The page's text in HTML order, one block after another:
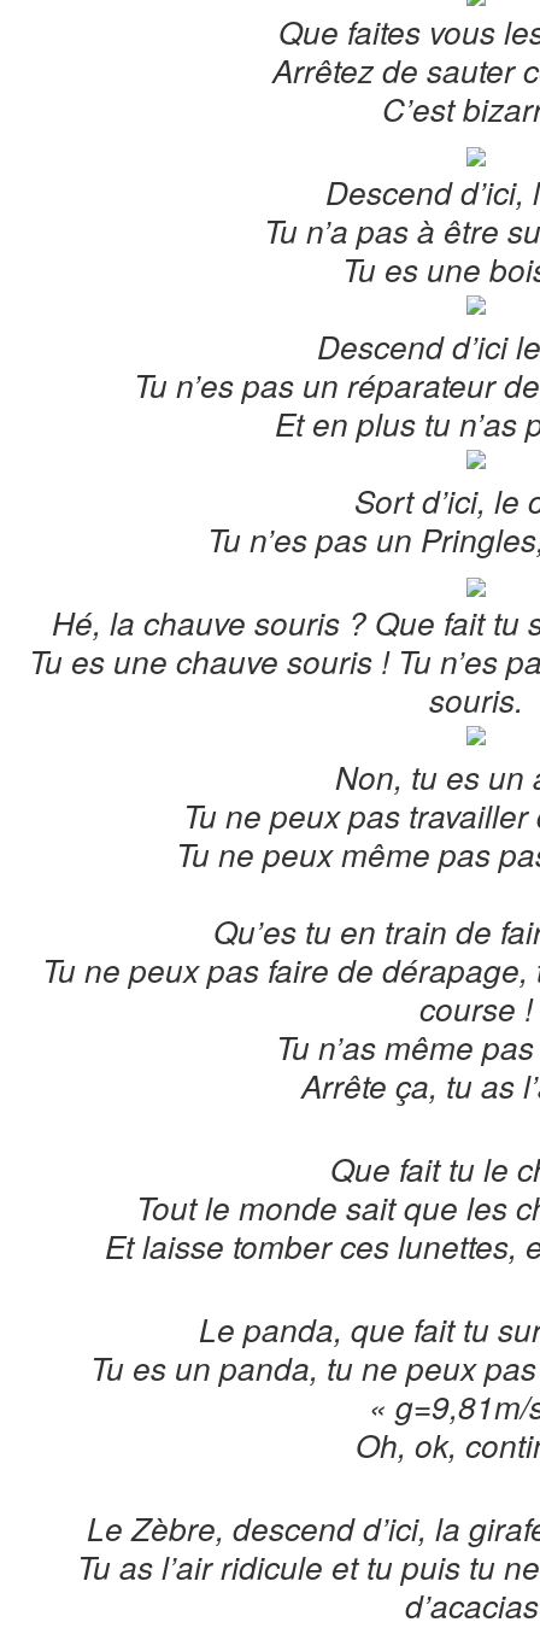
Que faites vous
Arrêtez de sauter
C’est
Descend d’ici,
Tu n’a pas à être
Tu es une
Descend d’ici
Tu n’es pas un réparateur
Et en plus tu n’as
Sort d’ici, le
Tu n’es pas un
Hé, la chauve souris ? Que fait tu
Tu es une chauve souris ! Tu n’es
souris.
Non, tu es un
Tu ne peux pas
Tu ne peux même pas
Qu’es tu en train de
Tu ne peux pas faire de
course !
Tu n’as même
Arrête ça, tu as
Que fait tu le
Tout le monde sait que les
Et laisse tomber ces lunettes,
Le panda, que fait tu
Tu es un panda, tu ne peux
« g=9,81m/
Oh, ok,
Le Zèbre, descend d’ici, la
Tu as l’air ridicule et tu puis tu